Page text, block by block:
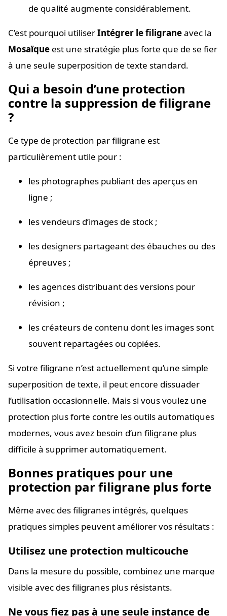
de qualité augmente considérablement.
C’est pourquoi utiliserIntégrer le filigraneavec la
Mosaïque est une stratégie plus forte que de se fier
à une seule superposition de texte standard.
Qui a besoin d’une protection
contre la suppression de filigrane
?
Ce type de protection par filigrane est
particulièrement utile pour :
les photographes publiant des aperçus en
ligne ;
les vendeurs d’images de stock ;
les designers partageant des ébauches ou des
épreuves ;
les agences distribuant des versions pour
révision ;
les créateurs de contenu dont les images sont
souvent repartagées ou copiées.
Si votre filigrane n’est actuellement qu’une simple
superposition de texte, il peut encore dissuader
l’utilisation occasionnelle. Mais si vous voulez une
protection plus forte contre les outils automatiques
modernes, vous avez besoin d’un filigrane plus
difficile à supprimer automatiquement.
Bonnes pratiques pour une
protection par filigrane plus forte
Même avec des filigranes intégrés, quelques
pratiques simples peuvent améliorer vos résultats :
Utilisez une protection multicouche
Dans la mesure du possible, combinez une marque
visible avec des filigranes plus résistants.
Ne vous fiez pas à une seule instance de